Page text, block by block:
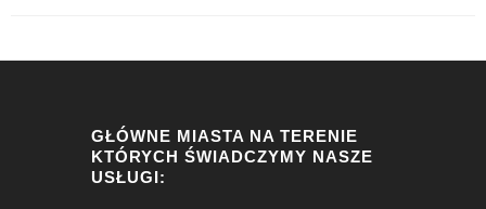
GŁÓWNE MIASTA NA TERENIE
KTÓRYCH ŚWIADCZYMY NASZE
USŁUGI: